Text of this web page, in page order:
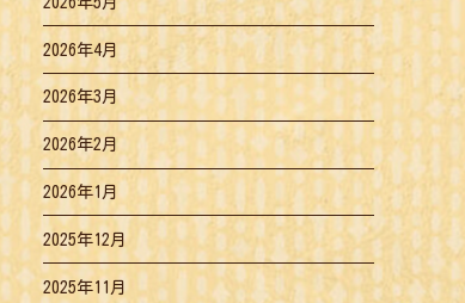
2026年4月
2026年3月
2026年2月
2026年1月
2025年12月
2025年11月